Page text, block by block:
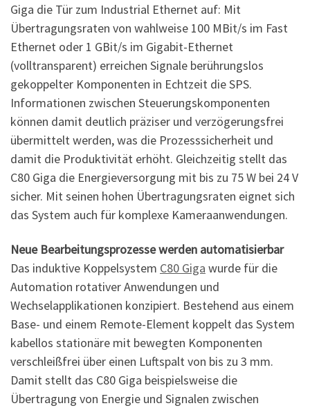
Giga die Tür zum Industrial Ethernet auf: Mit
Übertragungsraten von wahlweise 100 MBit/s im Fast
Ethernet oder 1 GBit/s im Gigabit-Ethernet
(volltransparent) erreichen Signale berührungslos
gekoppelter Komponenten in Echtzeit die SPS.
Informationen zwischen Steuerungskomponenten
können damit deutlich präziser und verzögerungsfrei
übermittelt werden, was die Prozesssicherheit und
damit die Produktivität erhöht. Gleichzeitig stellt das
C80 Giga die Energieversorgung mit bis zu 75 W bei 24 V
sicher. Mit seinen hohen Übertragungsraten eignet sich
das System auch für komplexe Kameraanwendungen.
Neue Bearbeitungsprozesse werden automatisierbar
Das induktive Koppelsystem C80 Giga wurde für die
Automation rotativer Anwendungen und
Wechselapplikationen konzipiert. Bestehend aus einem
Base- und einem Remote-Element koppelt das System
kabellos stationäre mit bewegten Komponenten
verschleißfrei über einen Luftspalt von bis zu 3 mm.
Damit stellt das C80 Giga beispielsweise die
Übertragung von Energie und Signalen zwischen